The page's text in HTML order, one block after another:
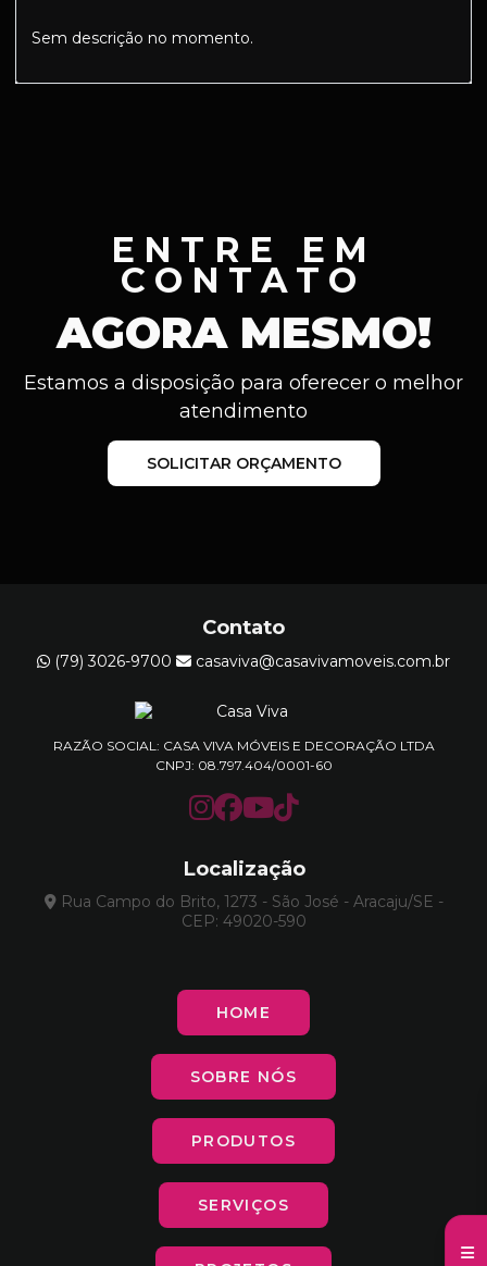
Sem descrição no momento.
ENTRE EM
CONTATO
AGORA MESMO!
Estamos a disposição para oferecer o melhor
atendimento
SOLICITAR ORÇAMENTO
Contato
(79) 3026-9700 casaviva@casavivamoveis.com.br
RAZÃO SOCIAL: CASA VIVA MÓVEIS E DECORAÇÃO LTDA
CNPJ: 08.797.404/0001-60
Localização
Rua Campo do Brito, 1273 - São José - Aracaju/SE -
CEP: 49020-590
HOME
SOBRE NÓS
PRODUTOS
SERVIÇOS